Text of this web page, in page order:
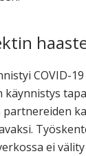
COVID-
käynnistys
partnereiden
ei